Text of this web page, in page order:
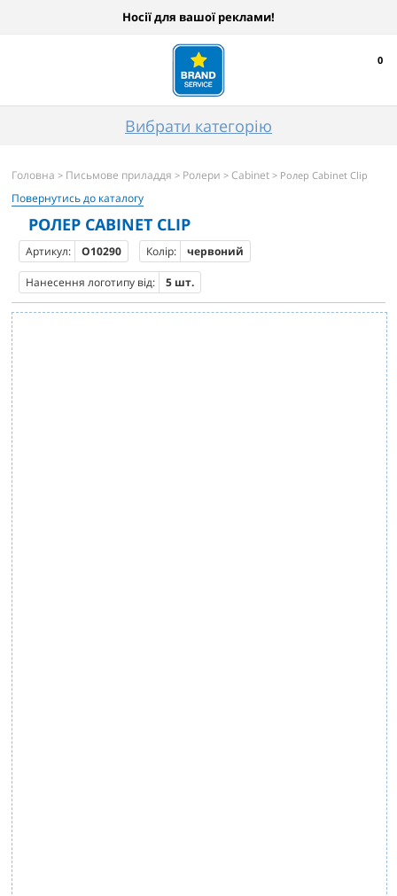
Носії для вашої реклами!
0
Вибрати категорію
Головна > Письмове приладдя > Ролери > Cabinet > Ролер Cabinet Clip
Повернутись до каталогу
РОЛЕР CABINET CLIP
Артикул: O10290 Колір: червоний
Нанесення логотипу від: 5 шт.